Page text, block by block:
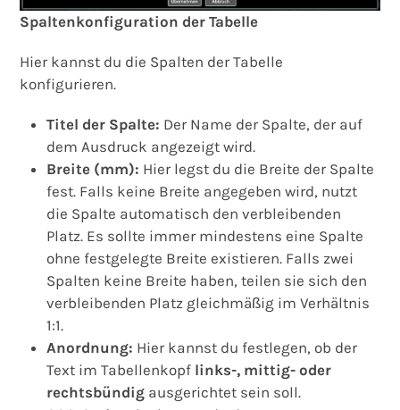
Spaltenkonfiguration der Tabelle
Hier kannst du die Spalten der Tabelle
konfigurieren.
Titel der Spalte: Der Name der Spalte, der auf
dem Ausdruck angezeigt wird.
Breite (mm): Hier legst du die Breite der Spalte
fest. Falls keine Breite angegeben wird, nutzt
die Spalte automatisch den verbleibenden
Platz. Es sollte immer mindestens eine Spalte
ohne festgelegte Breite existieren. Falls zwei
Spalten keine Breite haben, teilen sie sich den
verbleibenden Platz gleichmäßig im Verhältnis
1:1.
Anordnung: Hier kannst du festlegen, ob der
Text im Tabellenkopf links-, mittig- oder
rechtsbündig ausgerichtet sein soll.